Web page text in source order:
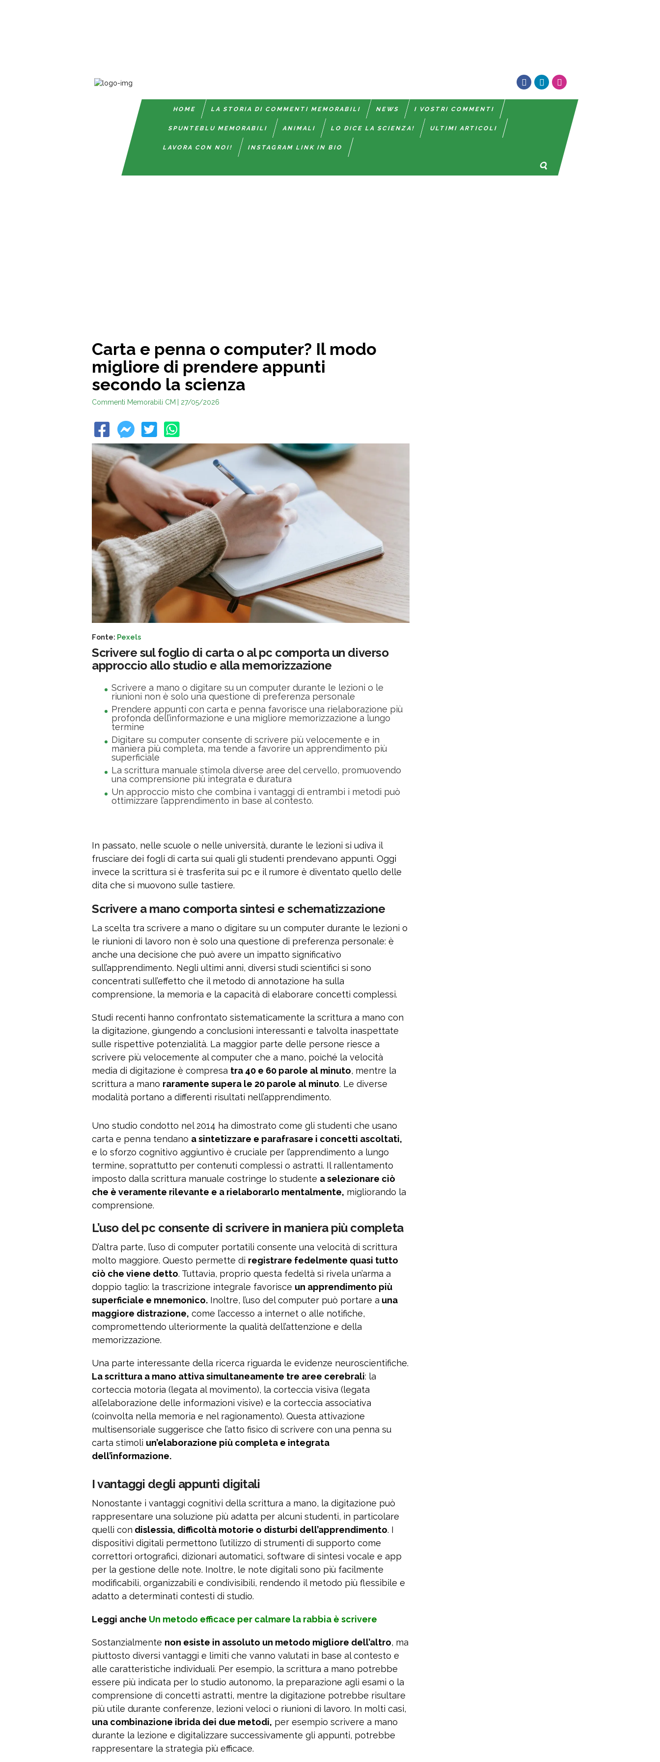
HOME LA STORIA DI COMMENTI MEMORABILI NEWS I VOSTRI COMMENTI
SPUNTEBLU MEMORABILI ANIMALI LO DICE LA SCIENZA! ULTIMI ARTICOLI
LAVORA CON NOI! INSTAGRAM LINK IN BIO
Carta e penna o computer? Il modo
migliore di prendere appunti
secondo la scienza
Commenti Memorabili CM | 27/05/2026
Fonte: Pexels
Scrivere sul foglio di carta o al pc comporta un diverso
approccio allo studio e alla memorizzazione
Scrivere a mano o digitare su un computer durante le lezioni o le
riunioni non è solo una questione di preferenza personale
Prendere appunti con carta e penna favorisce una rielaborazione più
profonda dell’informazione e una migliore memorizzazione a lungo
termine
Digitare su computer consente di scrivere più velocemente e in
maniera più completa, ma tende a favorire un apprendimento più
superficiale
La scrittura manuale stimola diverse aree del cervello, promuovendo
una comprensione più integrata e duratura
Un approccio misto che combina i vantaggi di entrambi i metodi può
ottimizzare l’apprendimento in base al contesto.
In passato, nelle scuole o nelle università, durante le lezioni si udiva il
frusciare dei fogli di carta sui quali gli studenti prendevano appunti. Oggi
invece la scrittura si è trasferita sui pc e il rumore è diventato quello delle
dita che si muovono sulle tastiere.
Scrivere a mano comporta sintesi e schematizzazione
La scelta tra scrivere a mano o digitare su un computer durante le lezioni o
le riunioni di lavoro non è solo una questione di preferenza personale: è
anche una decisione che può avere un impatto significativo
sull’apprendimento. Negli ultimi anni, diversi studi scientifici si sono
concentrati sull’effetto che il metodo di annotazione ha sulla
comprensione, la memoria e la capacità di elaborare concetti complessi.
Studi recenti hanno confrontato sistematicamente la scrittura a mano con
la digitazione, giungendo a conclusioni interessanti e talvolta inaspettate
sulle rispettive potenzialità. La maggior parte delle persone riesce a
scrivere più velocemente al computer che a mano, poiché la velocità
media di digitazione è compresa tra 40 e 60 parole al minuto, mentre la
scrittura a mano raramente supera le 20 parole al minuto. Le diverse
modalità portano a differenti risultati nell’apprendimento.
Uno studio condotto nel 2014 ha dimostrato come gli studenti che usano
carta e penna tendano a sintetizzare e parafrasare i concetti ascoltati,
e lo sforzo cognitivo aggiuntivo è cruciale per l’apprendimento a lungo
termine, soprattutto per contenuti complessi o astratti. Il rallentamento
imposto dalla scrittura manuale costringe lo studente a selezionare ciò
che è veramente rilevante e a rielaborarlo mentalmente, migliorando la
comprensione.
L’uso del pc consente di scrivere in maniera più completa
D’altra parte, l’uso di computer portatili consente una velocità di scrittura
molto maggiore. Questo permette di registrare fedelmente quasi tutto
ciò che viene detto. Tuttavia, proprio questa fedeltà si rivela un’arma a
doppio taglio: la trascrizione integrale favorisce un apprendimento più
superficiale e mnemonico. Inoltre, l’uso del computer può portare a una
maggiore distrazione, come l’accesso a internet o alle notifiche,
compromettendo ulteriormente la qualità dell’attenzione e della
memorizzazione.
Una parte interessante della ricerca riguarda le evidenze neuroscientifiche.
La scrittura a mano attiva simultaneamente tre aree cerebrali: la
corteccia motoria (legata al movimento), la corteccia visiva (legata
all’elaborazione delle informazioni visive) e la corteccia associativa
(coinvolta nella memoria e nel ragionamento). Questa attivazione
multisensoriale suggerisce che l’atto fisico di scrivere con una penna su
carta stimoli un’elaborazione più completa e integrata
dell’informazione.
I vantaggi degli appunti digitali
Nonostante i vantaggi cognitivi della scrittura a mano, la digitazione può
rappresentare una soluzione più adatta per alcuni studenti, in particolare
quelli con dislessia, difficoltà motorie o disturbi dell’apprendimento. I
dispositivi digitali permettono l’utilizzo di strumenti di supporto come
correttori ortografici, dizionari automatici, software di sintesi vocale e app
per la gestione delle note. Inoltre, le note digitali sono più facilmente
modificabili, organizzabili e condivisibili, rendendo il metodo più flessibile e
adatto a determinati contesti di studio.
Leggi anche Un metodo efficace per calmare la rabbia è scrivere
Sostanzialmente non esiste in assoluto un metodo migliore dell’altro, ma
piuttosto diversi vantaggi e limiti che vanno valutati in base al contesto e
alle caratteristiche individuali. Per esempio, la scrittura a mano potrebbe
essere più indicata per lo studio autonomo, la preparazione agli esami o la
comprensione di concetti astratti, mentre la digitazione potrebbe risultare
più utile durante conferenze, lezioni veloci o riunioni di lavoro. In molti casi,
una combinazione ibrida dei due metodi, per esempio scrivere a mano
durante la lezione e digitalizzare successivamente gli appunti, potrebbe
rappresentare la strategia più efficace.